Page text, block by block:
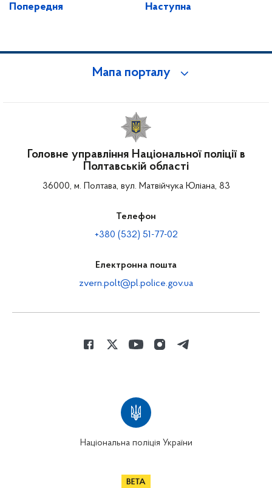
Попередня Наступна
Мапа порталу
Головне управління Національної поліції в
Полтавській області
36000, м. Полтава, вул. Матвійчука Юліана, 83
Телефон
+380 (532) 51-77-02
Електронна пошта
zvern.polt@pl.police.gov.ua
Національна поліція України